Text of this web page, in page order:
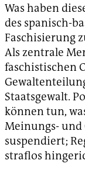
Was haben
des spanisch-
Faschisierung
Als zentrale
faschistischen
Staatsgewalt.
können tun,
Meinungs-
suspendiert;
straflos